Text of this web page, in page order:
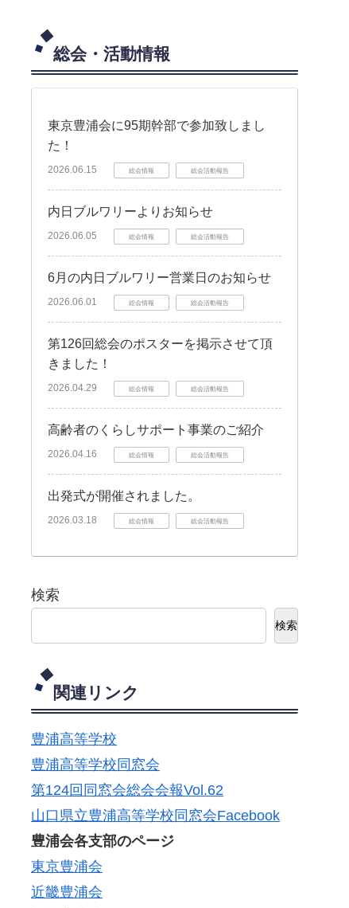
総会・活動情報
東京豊浦会に95期幹部で参加致しまし
た！
2026.06.15 総会情報 総会活動報告
内日ブルワリーよりお知らせ
2026.06.05 総会情報 総会活動報告
6月の内日ブルワリー営業日のお知らせ
2026.06.01 総会情報 総会活動報告
第126回総会のポスターを掲示させて頂
きました！
2026.04.29 総会情報 総会活動報告
高齢者のくらしサポート事業のご紹介
2026.04.16 総会情報 総会活動報告
出発式が開催されました。
2026.03.18 総会情報 総会活動報告
検索
検索
関連リンク
豊浦高等学校
豊浦高等学校同窓会
第124回同窓会総会会報Vol.62
山口県立豊浦高等学校同窓会Facebook
豊浦会各支部のページ
東京豊浦会
近畿豊浦会